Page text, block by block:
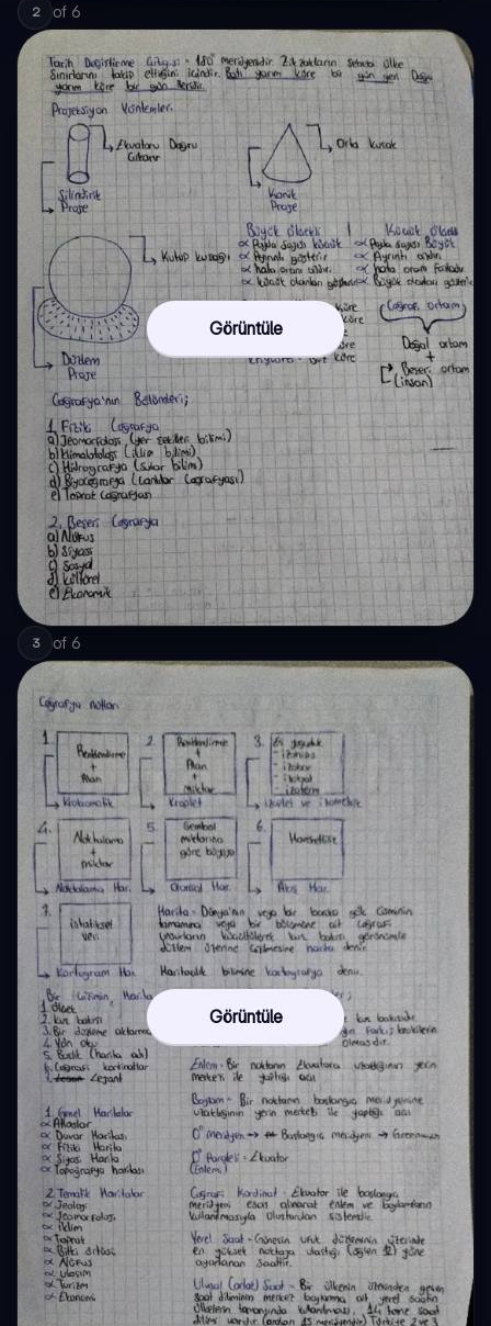
2 of 6
Görüntüle
3 of 6
Görüntüle